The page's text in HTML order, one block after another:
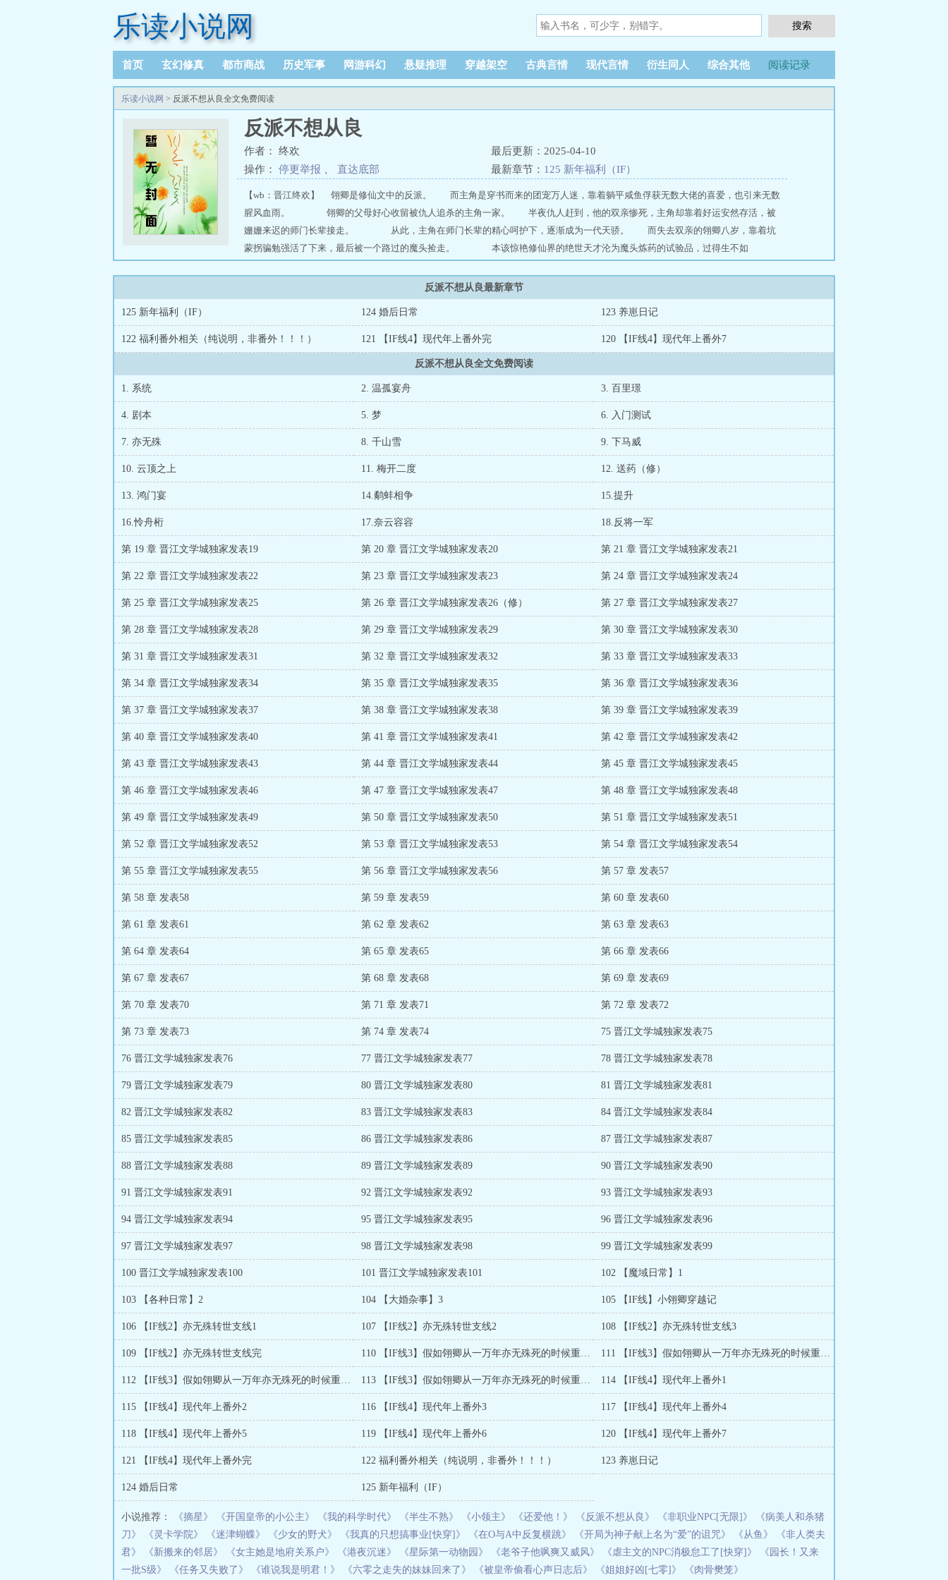
乐读小说网
首页 玄幻修真 都市商战 历史军事 网游科幻 悬疑推理 穿越架空 古典言情 现代言情 衍生同人 综合其他 阅读记录
乐读小说网 > 反派不想从良全文免费阅读
反派不想从良
作者： 终欢
最后更新：2025-04-10
操作：
停更举报 直达底部 最新章节： 125 新年福利（IF）
【wb：晋江终欢】 翎卿是修仙文中的反派。 而主角是穿书而来的团宠万人迷，靠着躺平咸鱼俘获无数大佬的喜爱，也引来无数
腥风血雨。 翎卿的父母好心收留被仇人追杀的主角一家。 半夜仇人赶到，他的双亲惨死，主角却靠着好运安然存活，被
姗姗来迟的师门长辈接走。 从此，主角在师门长辈的精心呵护下，逐渐成为一代天骄。 而失去双亲的翎卿八岁，靠着坑
蒙拐骗勉强活了下来，最后被一个路过的魔头捡走。 本该惊艳修仙界的绝世天才沦为魔头炼药的试验品，过得生不如
食修为，死无全尸。 系统：“叮咚——恭喜宿主绑定拯救黑化反派系统，经过鉴定，宿主属于美强惨黑化反派，只要宿主停止
作死行为，加入团宠主角的行列，就可以免去惨死结局。” 翎卿拿着由自己人生化成的书，不紧不慢地笑了：“三次。” 系
统：“？” “我居然失手了三次。” 翎卿微笑，“但这一次，我不会再失手了。” ……死？ 谁在乎
呢？ - 万宗大会上，主角一路好运闯入决赛。 按照剧本
反派不想从良最新章节
125 新年福利（IF） 124 婚后日常 123 养崽日记
122 福利番外相关（纯说明，非番外！！！） 121 【IF线4】现代年上番外完 120 【IF线4】现代年上番外7
反派不想从良全文免费阅读
1. 系统 2. 温孤宴舟 3. 百里璟
4. 剧本 5. 梦 6. 入门测试
7. 亦无殊 8. 千山雪 9. 下马威
10. 云顶之上 11. 梅开二度 12. 送药（修）
13. 鸿门宴 14.鹬蚌相争 15.提升
16.怜舟桁 17.奈云容容 18.反将一军
第 19 章 晋江文学城独家发表19 第 20 章 晋江文学城独家发表20 第 21 章 晋江文学城独家发表21
第 22 章 晋江文学城独家发表22 第 23 章 晋江文学城独家发表23 第 24 章 晋江文学城独家发表24
第 25 章 晋江文学城独家发表25 第 26 章 晋江文学城独家发表26（修） 第 27 章 晋江文学城独家发表27
第 28 章 晋江文学城独家发表28 第 29 章 晋江文学城独家发表29 第 30 章 晋江文学城独家发表30
第 31 章 晋江文学城独家发表31 第 32 章 晋江文学城独家发表32 第 33 章 晋江文学城独家发表33
第 34 章 晋江文学城独家发表34 第 35 章 晋江文学城独家发表35 第 36 章 晋江文学城独家发表36
第 37 章 晋江文学城独家发表37 第 38 章 晋江文学城独家发表38 第 39 章 晋江文学城独家发表39
第 40 章 晋江文学城独家发表40 第 41 章 晋江文学城独家发表41 第 42 章 晋江文学城独家发表42
第 43 章 晋江文学城独家发表43 第 44 章 晋江文学城独家发表44 第 45 章 晋江文学城独家发表45
第 46 章 晋江文学城独家发表46 第 47 章 晋江文学城独家发表47 第 48 章 晋江文学城独家发表48
第 49 章 晋江文学城独家发表49 第 50 章 晋江文学城独家发表50 第 51 章 晋江文学城独家发表51
第 52 章 晋江文学城独家发表52 第 53 章 晋江文学城独家发表53 第 54 章 晋江文学城独家发表54
第 55 章 晋江文学城独家发表55 第 56 章 晋江文学城独家发表56 第 57 章 发表57
第 58 章 发表58 第 59 章 发表59 第 60 章 发表60
第 61 章 发表61 第 62 章 发表62 第 63 章 发表63
第 64 章 发表64 第 65 章 发表65 第 66 章 发表66
第 67 章 发表67 第 68 章 发表68 第 69 章 发表69
第 70 章 发表70 第 71 章 发表71 第 72 章 发表72
第 73 章 发表73 第 74 章 发表74 75 晋江文学城独家发表75
76 晋江文学城独家发表76 77 晋江文学城独家发表77 78 晋江文学城独家发表78
79 晋江文学城独家发表79 80 晋江文学城独家发表80 81 晋江文学城独家发表81
82 晋江文学城独家发表82 83 晋江文学城独家发表83 84 晋江文学城独家发表84
85 晋江文学城独家发表85 86 晋江文学城独家发表86 87 晋江文学城独家发表87
88 晋江文学城独家发表88 89 晋江文学城独家发表89 90 晋江文学城独家发表90
91 晋江文学城独家发表91 92 晋江文学城独家发表92 93 晋江文学城独家发表93
94 晋江文学城独家发表94 95 晋江文学城独家发表95 96 晋江文学城独家发表96
97 晋江文学城独家发表97 98 晋江文学城独家发表98 99 晋江文学城独家发表99
100 晋江文学城独家发表100 101 晋江文学城独家发表101 102 【魔域日常】1
103 【各种日常】2 104 【大婚杂事】3 105 【IF线】小翎卿穿越记
106 【IF线2】亦无殊转世支线1 107 【IF线2】亦无殊转世支线2 108 【IF线2】亦无殊转世支线3
109 【IF线2】亦无殊转世支线完 110 【IF线3】假如翎卿从一万年亦无殊死的时候重生回三千年1 111 【IF线3】假如翎卿从一万年亦无殊死的时候重生回三千年2
112 【IF线3】假如翎卿从一万年亦无殊死的时候重生回三千年3 113 【IF线3】假如翎卿从一万年亦无殊死的时候重生回三千年（ 114 【IF线4】现代年上番外1
115 【IF线4】现代年上番外2 116 【IF线4】现代年上番外3 117 【IF线4】现代年上番外4
118 【IF线4】现代年上番外5 119 【IF线4】现代年上番外6 120 【IF线4】现代年上番外7
121 【IF线4】现代年上番外完 122 福利番外相关（纯说明，非番外！！！） 123 养崽日记
124 婚后日常 125 新年福利（IF）
小说推荐： 《摘星》 《开国皇帝的小公主》 《我的科学时代》 《半生不熟》 《小领主》 《还爱他！》 《反派不想从良》 《非职业NPC[无限]》
《病美人和杀猪
刀》
《灵卡学院》 《迷津蝴蝶》 《少女的野犬》 《我真的只想搞事业[快穿]》 《在O与A中反复横跳》 《开局为神子献上名为“爱”的诅咒》 《从鱼》
《非人类夫
君》
《新搬来的邻居》 《女主她是地府关系户》 《港夜沉迷》 《星际第一动物园》 《老爷子他飒爽又威风》 《虐主文的NPC消极怠工了[快穿]》
《园长！又来
一批S级》
《任务又失败了》 《谁说我是明君！》 《六零之走失的妹妹回来了》 《被皇帝偷看心声日志后》 《姐姐好凶[七零]》 《肉骨樊笼》